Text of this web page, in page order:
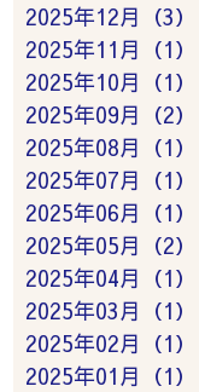
2025年12月（3）
2025年11月（1）
2025年10月（1）
2025年09月（2）
2025年08月（1）
2025年07月（1）
2025年06月（1）
2025年05月（2）
2025年04月（1）
2025年03月（1）
2025年02月（1）
2025年01月（1）